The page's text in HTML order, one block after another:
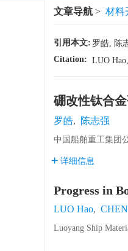
文章导航 > 材料
引用本文: 罗皓, 陈
Citation: LUO
硼改性钛合
罗皓, 陈志强
中国船舶重工集团
详细信息
Progress in
LUO Hao,
Luoyang Ship